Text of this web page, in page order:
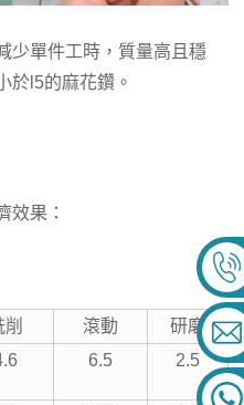
少單件工時，質量高且穩
於l5的麻花鑽。
效果：
削 滾動
研磨
6.5 2.5